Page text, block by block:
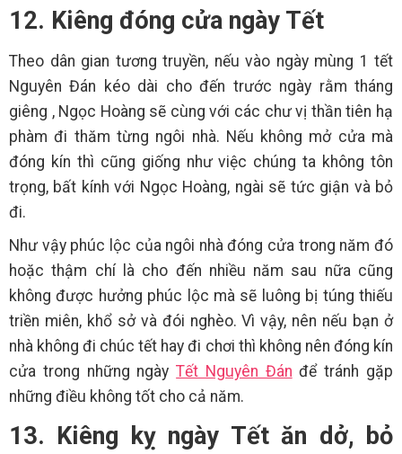
12. Kiêng đóng cửa ngày Tết
Theo dân gian tương truyền, nếu vào ngày mùng 1 tết
Nguyên Đán kéo dài cho đến trước ngày rằm tháng
giêng , Ngọc Hoàng sẽ cùng với các chư vị thần tiên hạ
phàm đi thăm từng ngôi nhà. Nếu không mở cửa mà
đóng kín thì cũng giống như việc chúng ta không tôn
trọng, bất kính với Ngọc Hoàng, ngài sẽ tức giận và bỏ
đi.
Như vậy phúc lộc của ngôi nhà đóng cửa trong năm đó
hoặc thậm chí là cho đến nhiều năm sau nữa cũng
không được hưởng phúc lộc mà sẽ luông bị túng thiếu
triền miên, khổ sở và đói nghèo. Vì vậy, nên nếu bạn ở
nhà không đi chúc tết hay đi chơi thì không nên đóng kín
cửa trong những ngàyTết Nguyên Đán để tránh gặp
những điều không tốt cho cả năm.
13. Kiêng kỵ ngày Tết ăn dở, bỏ